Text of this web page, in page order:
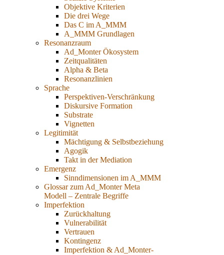
Objektive Kriterien
Die drei Wege
Das C im A_MMM
A_MMM Grundlagen
Resonanzraum
Ad_Monter Ökosystem
Zeitqualitäten
Alpha & Beta
Resonanzlinien
Sprache
Perspektiven-Verschränkung
Diskursive Formation
Substrate
Vignetten
Legitimität
Mächtigung & Selbstbeziehung
Agogik
Takt in der Mediation
Emergenz
Sinndimensionen im A_MMM
Glossar zum Ad_Monter Meta
Modell – Zentrale Begriffe
Imperfektion
Zurückhaltung
Vulnerabilität
Vertrauen
Kontingenz
Imperfektion & Ad_Monter-